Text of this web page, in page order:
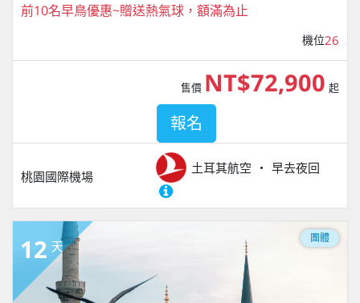
前10名早鳥優惠~贈送熱氣球，額滿為止
機位26
桃園國際機場
土耳其航空 早去夜回
售價 NT$72,900 起
報名
12 天
團體